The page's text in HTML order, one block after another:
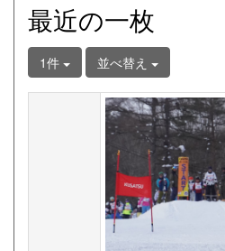
最近の一枚
1件 並べ替え